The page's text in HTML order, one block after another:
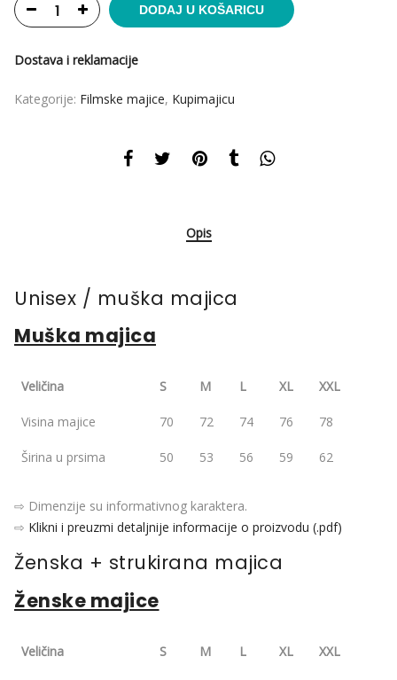
DODAJ U KOŠARICU
Dostava i reklamacije
Kategorije: Filmske majice, Kupimajicu
Opis
Unisex / muška majica
Muška majica
Veličina S M L XL XXL
Visina majice 70 72 74 76 78
Širina u prsima 50 53 56 59 62
⇨ Dimenzije su informativnog karaktera.
⇨ Klikni i preuzmi detaljnije informacije o proizvodu (.pdf)
Ženska + strukirana majica
Ženske majice
Veličina S M L XL XXL